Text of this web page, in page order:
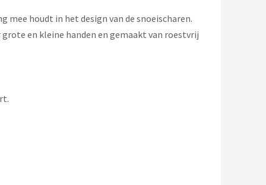
mee houdt in het design van de snoeischaren.
en kleine handen en gemaakt van roestvrij